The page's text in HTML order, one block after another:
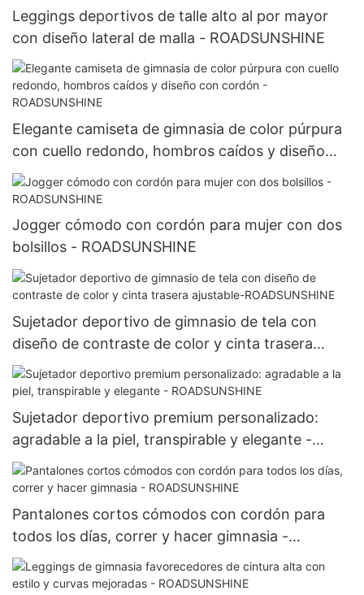
Leggings deportivos de talle alto al por mayor
con diseño lateral de malla - ROADSUNSHINE
Elegante camiseta de gimnasia de color púrpura
con cuello redondo, hombros caídos y diseño
con cordón - ROADSUNSHINE
Jogger cómodo con cordón para mujer con dos
bolsillos - ROADSUNSHINE
Sujetador deportivo de gimnasio de tela con
diseño de contraste de color y cinta trasera
ajustable-ROADSUNSHINE
Sujetador deportivo premium personalizado:
agradable a la piel, transpirable y elegante -
ROADSUNSHINE
Pantalones cortos cómodos con cordón para
todos los días, correr y hacer gimnasia -
ROADSUNSHINE